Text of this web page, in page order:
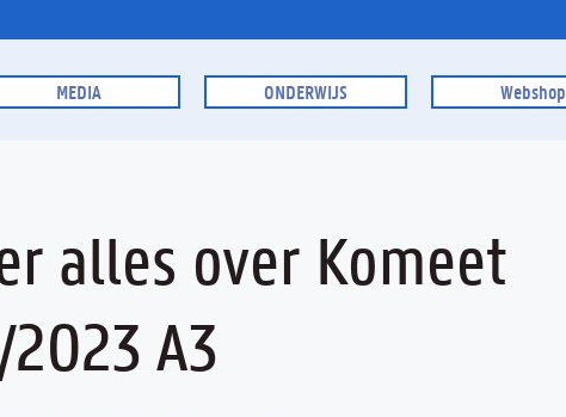
MEDIA ONDERWIJS Webshop
alles over Komeet
2023 A3